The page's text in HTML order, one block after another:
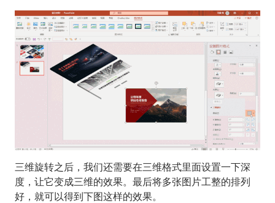
三维旋转之后，我们还需要在三维格式里面设置一下深
度，让它变成三维的效果。最后将多张图片工整的排列
好，就可以得到下图这样的效果。